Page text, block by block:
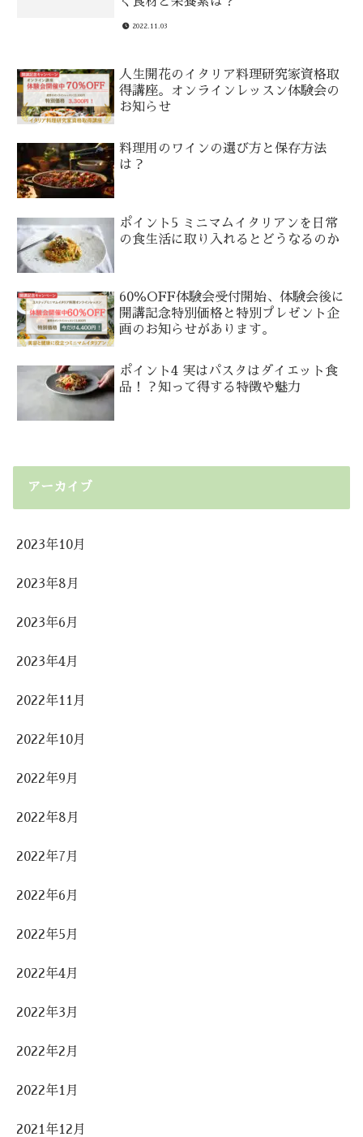
2022.11.03
人生開花のイタリア料理研究家資格取
得講座。オンラインレッスン体験会の
お知らせ
料理用のワインの選び方と保存方法
は？
ポイント5 ミニマムイタリアンを日常
の食生活に取り入れるとどうなるのか
60％OFF体験会受付開始、体験会後に
開講記念特別価格と特別プレゼント企
画のお知らせがあります。
ポイント4 実はパスタはダイエット食
品！？知って得する特徴や魅力
アーカイブ
2023年10月
2023年8月
2023年6月
2023年4月
2022年11月
2022年10月
2022年9月
2022年8月
2022年7月
2022年6月
2022年5月
2022年4月
2022年3月
2022年2月
2022年1月
2021年12月